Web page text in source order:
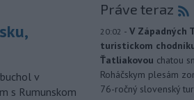
v
s Rumunskom
Práve teraz
20:02 - V Západných
turistickom
Ťatliakovou chatou
Roháčskym plesám
76-ročný slovenský